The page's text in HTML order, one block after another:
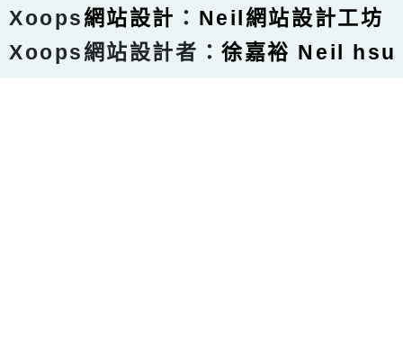
Xoops網站設計 ： Neil網站設計工坊
Xoops網站設計者：徐嘉裕 Neil hsu